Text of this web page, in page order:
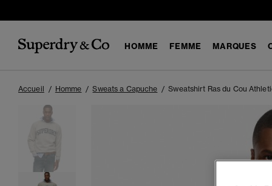
HOMME FEMME MARQUES
Accueil Homme Sweats a Capuche Sweatshirt Ras du Cou